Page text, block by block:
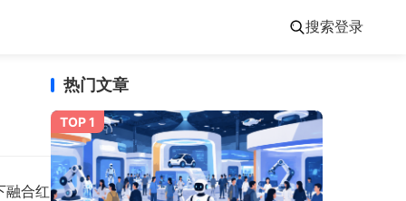
搜索登录
融合红
热门文章
TOP 1